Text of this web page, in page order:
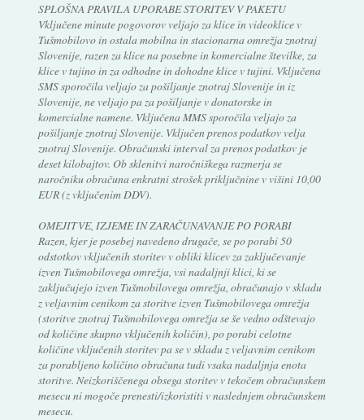
SPLOŠNA PRAVILA UPORABE STORITEV V PAKETU
Vključene minute pogovorov veljajo za klice in videoklice v
Tušmobilovo in ostala mobilna in stacionarna omrežja znotraj
Slovenije, razen za klice na posebne in komercialne številke, za
klice v tujino in za odhodne in dohodne klice v tujini. Vključena
SMS sporočila veljajo za pošiljanje znotraj Slovenije in iz
Slovenije, ne veljajo pa za pošiljanje v donatorske in
komercialne namene. Vključena MMS sporočila veljajo za
pošiljanje znotraj Slovenije. Vključen prenos podatkov velja
znotraj Slovenije. Obračunski interval za prenos podatkov je
deset kilobajtov. Ob sklenitvi naročniškega razmerja se
naročniku obračuna enkratni strošek priključnine v višini 10,00
EUR (z vključenim DDV).
OMEJITVE, IZJEME IN ZARAČUNAVANJE PO PORABI
Razen, kjer je posebej navedeno drugače, se po porabi 50
odstotkov vključenih storitev v obliki klicev za zaključevanje
izven Tušmobilovega omrežja, vsi nadaljnji klici, ki se
zaključujejo izven Tušmobilovega omrežja, obračunajo v skladu
z veljavnim cenikom za storitve izven Tušmobilovega omrežja
(storitve znotraj Tušmobilovega omrežja se še vedno odštevajo
od količine skupno vključenih količin), po porabi celotne
količine vključenih storitev pa se v skladu z veljavnim cenikom
za porabljeno količino obračuna tudi vsaka nadaljnja enota
storitve. Neizkoriščenega obsega storitev v tekočem obračunskem
mesecu ni mogoče prenesti/izkoristiti v naslednjem obračunskem
mesecu.